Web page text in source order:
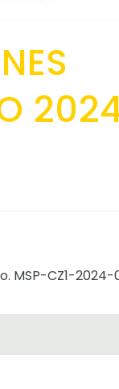
MSP-CZ1-